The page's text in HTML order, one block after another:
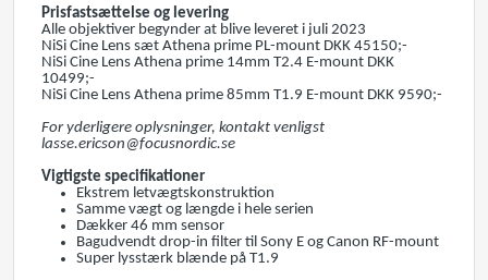
Prisfastsættelse og levering
Alle objektiver begynder at blive leveret i juli 2023
NiSi Cine Lens sæt Athena prime PL-mount DKK 45150;-
NiSi Cine Lens Athena prime 14mm T2.4 E-mount DKK
10499;-
NiSi Cine Lens Athena prime 85mm T1.9 E-mount DKK 9590;-
For yderligere oplysninger, kontakt venligst
lasse.ericson@focusnordic.se
Vigtigste specifikationer
Ekstrem letvægtskonstruktion
Samme vægt og længde i hele serien
Dækker 46 mm sensor
Bagudvendt drop-in filter til Sony E og Canon RF-mount
Super lysstærk blænde på T1.9